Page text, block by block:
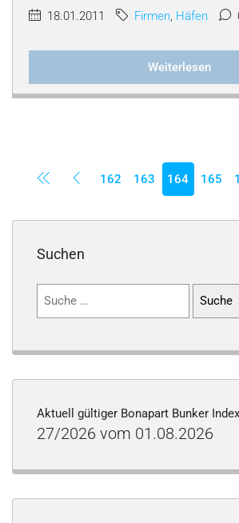
18.01.2011 Firmen, Häfen
Weiterlesen
162 163 164 165
Suchen
Suchen
Aktuell gültiger Bonapart Bunker Index
27/2026 vom 01.08.2026